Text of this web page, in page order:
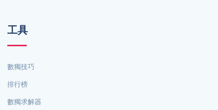
工具
數獨技巧
排行榜
數獨求解器